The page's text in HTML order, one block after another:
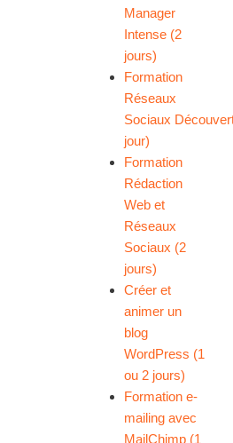
Manager
Intense (2
jours)
Formation
Réseaux
Sociaux
jour)
Formation
Rédaction
Web et
Réseaux
Sociaux (2
jours)
Créer et
animer un
blog
WordPress (1
ou 2 jours)
Formation e-
mailing avec
MailChimp (1